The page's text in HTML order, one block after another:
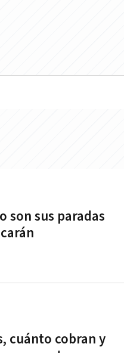
son sus paradas
cuánto cobran y